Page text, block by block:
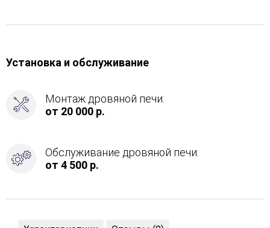
Установка и обслуживание
Монтаж дровяной печи:
от 20 000 р.
Обслуживание дровяной печи:
от 4 500 р.